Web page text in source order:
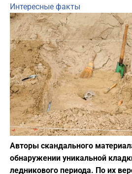
Интересные факты
Авторы скандального
обнаружении уникальной
ледникового периода. По их